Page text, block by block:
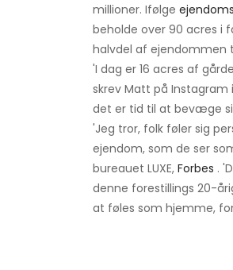
millioner. Ifølge
beholde over 90 acres i
halvdel af ejendommen
'I dag er 16 acres af
skrev Matt på
det er tid til at bevæge
'Jeg tror, ​​folk føler sig
ejendom, som de ser
bureauet LUXE, Forbes .
denne forestillings 20-
at føles som hjemme,